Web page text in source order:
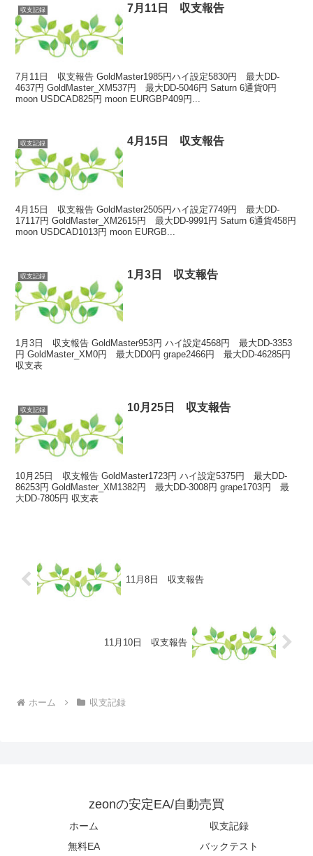
収支記録 7月11日 収支報告
7月11日 収支報告 GoldMaster1985円ハイ設定5830円 最大DD-
4637円 GoldMaster_XM537円 最大DD-5046円 Saturn 6通貨0円
moon USDCAD825円 moon EURGBP409円...
収支記録 4月15日 収支報告
4月15日 収支報告 GoldMaster2505円ハイ設定7749円 最大DD-
17117円 GoldMaster_XM2615円 最大DD-9991円 Saturn 6通貨458円
moon USDCAD1013円 moon EURGB...
収支記録 1月3日 収支報告
1月3日 収支報告 GoldMaster953円 ハイ設定4568円 最大DD-3353
円 GoldMaster_XM0円 最大DD0円 grape2466円 最大DD-46285円
収支表
収支記録 10月25日 収支報告
10月25日 収支報告 GoldMaster1723円 ハイ設定5375円 最大DD-
86253円 GoldMaster_XM1382円 最大DD-3008円 grape1703円 最
大DD-7805円 収支表
11月8日 収支報告
11月10日 収支報告
ホーム 収支記録
zeonの安定EA/自動売買
ホーム
収支記録
無料EA
バックテスト